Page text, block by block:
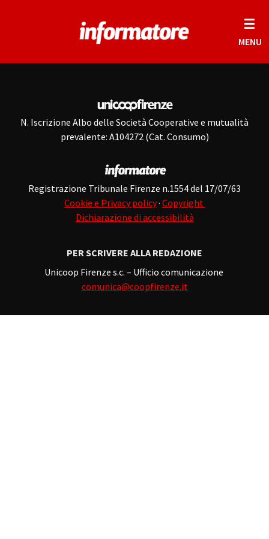
☰
MENU
N. Iscrizione Albo delle Società Cooperative e mutualità
prevalente: A104272 (Cat. Consumo)
Registrazione Tribunale Firenze n.1554 del 17/07/63
Cookie e Privacy policy· Copyright
Dichiarazione di accessibilità
PER SCRIVERE ALLA REDAZIONE
Unicoop Firenze s.c. – Ufficio comunicazione
comunica@coopfirenze.it